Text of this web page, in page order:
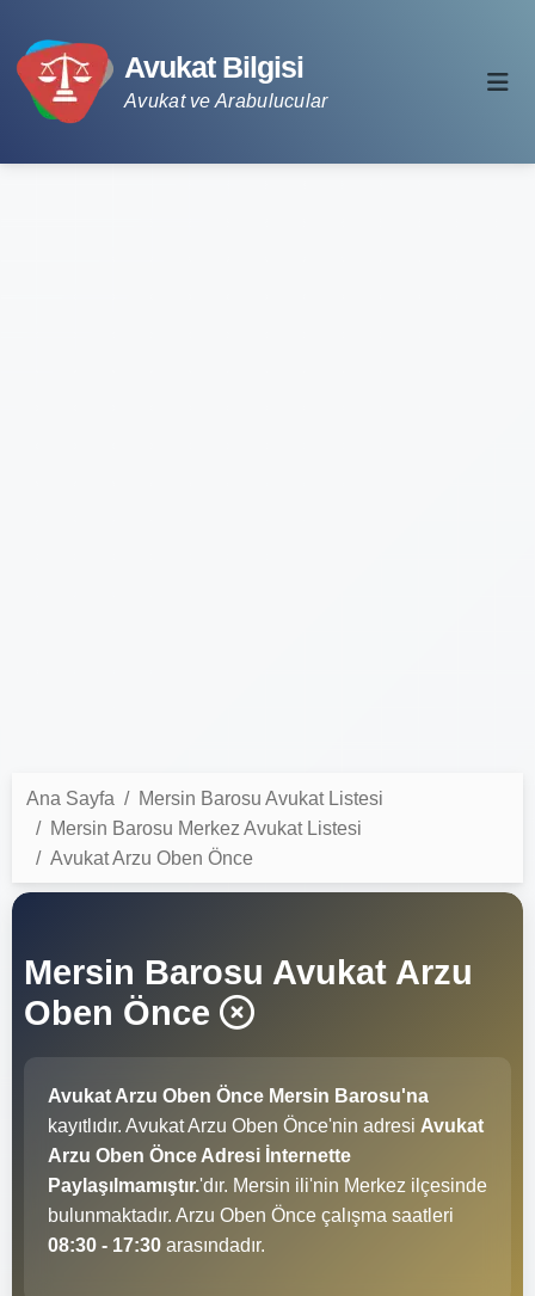
Avukat Bilgisi
Avukat ve Arabulucular
Ana Sayfa
Mersin Barosu Avukat Listesi
Mersin Barosu Merkez Avukat Listesi
Avukat Arzu Oben Önce
Mersin Barosu Avukat Arzu
Oben Önce
Avukat Arzu Oben Önce Mersin Barosu'na
kayıtlıdır. Avukat Arzu Oben Önce'nin adresi Avukat
Arzu Oben Önce Adresi İnternette
Paylaşılmamıştır.'dır. Mersin ili'nin Merkez ilçesinde
bulunmaktadır. Arzu Oben Önce çalışma saatleri
08:30 - 17:30 arasındadır.